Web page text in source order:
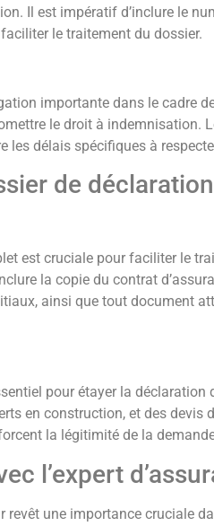
Il est impératif d’inclure le
le traitement du dossier.
importante dans le cadre
le droit à indemnisation.
les délais spécifiques à
de
est cruciale pour faciliter le
la copie du contrat
ainsi que tout document
pour étayer la
en construction, et des
la légitimité de la
l’expert
revêt une importance cruciale